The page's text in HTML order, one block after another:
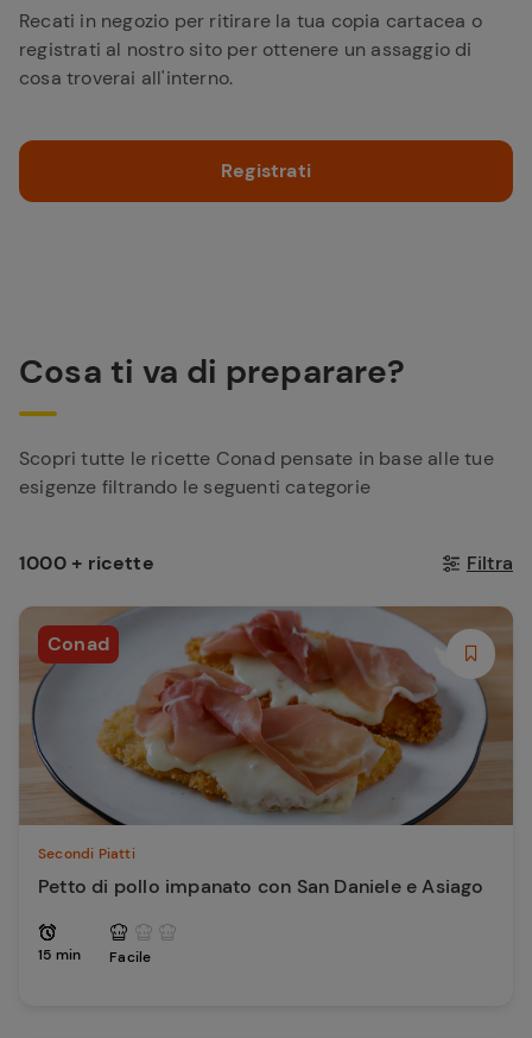
Recati in negozio per ritirare la tua copia cartacea o
registrati al nostro sito per ottenere un assaggio di
cosa troverai all'interno.
Registrati
Cosa ti va di preparare?
Scopri tutte le ricette Conad pensate in base alle tue
esigenze filtrando le seguenti categorie
1000 + ricette Filtra
Conad
Secondi Piatti
Petto di pollo impanato con San Daniele e Asiago
15 min Facile